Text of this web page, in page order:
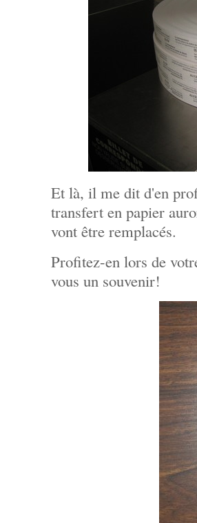
Et là, il me dit d'en
transfert en papier
vont être remplacés.
Profitez-en lors de
vous un souvenir!